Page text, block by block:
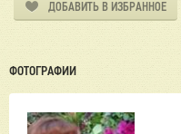
ДОБАВИТЬ В ИЗБРАННОЕ
ФОТОГРАФИИ